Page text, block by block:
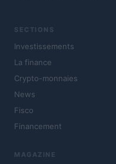
SECTIONS
Investissements
La finance
Crypto-monnaies
News
Fisco
Financement
MAGAZINE